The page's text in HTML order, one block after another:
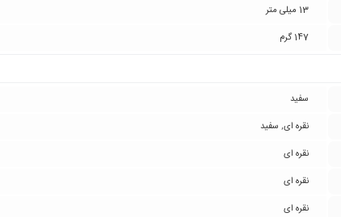
13 میلی متر
147 گرم
سفید
نقره ای, سفید
نقره ای
نقره ای
نقره ای